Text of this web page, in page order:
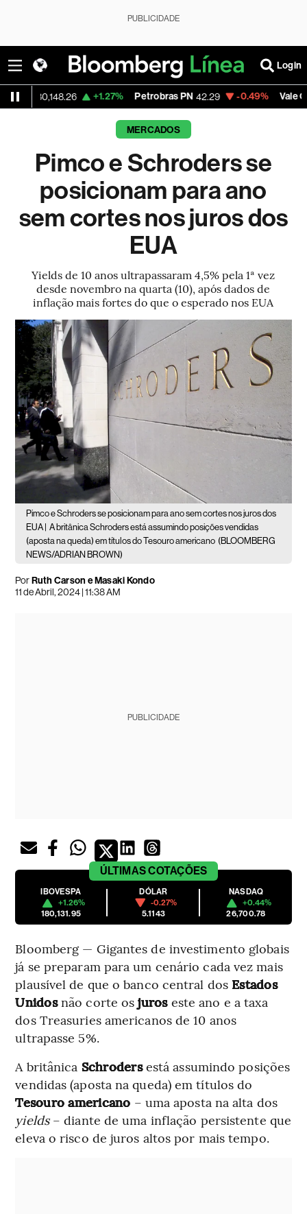
PUBLICIDADE
Login
+1.27% Petrobras PN 42.29 -0.49% Vale ON 76.40
MERCADOS
Pimco e Schroders se
posicionam para ano
sem cortes nos juros dos
EUA
Yields de 10 anos ultrapassaram 4,5% pela 1ª vez
desde novembro na quarta (10), após dados de
inflação mais fortes do que o esperado nos EUA
Pimco e Schroders se posicionam para ano sem cortes nos juros dos
EUA | A britânica Schroders está assumindo posições vendidas
(aposta na queda) em títulos do Tesouro americano (BLOOMBERG
NEWS/ADRIAN BROWN)
PorRuth Carson e Masaki Kondo
11 de Abril, 2024 | 11:38 AM
PUBLICIDADE
ÚLTIMASCOTAÇÕES
IBOVESPA
+1.26%
180,131.95
DÓLAR
-0.27%
5.1143
NASDAQ
+0.44%
26,700.78
Bloomberg — Gigantes de investimento globais
já se preparam para um cenário cada vez mais
plausível de que o banco central dos Estados
Unidosnão corte osjuroseste ano e a taxa
dos Treasuries americanos de 10 anos
ultrapasse 5%.
A britânica Schrodersestá assumindo posições
vendidas (aposta na queda) em títulos do
Tesouro americano – uma aposta na alta dos
yields – diante de uma inflação persistente que
eleva o risco de juros altos por mais tempo.